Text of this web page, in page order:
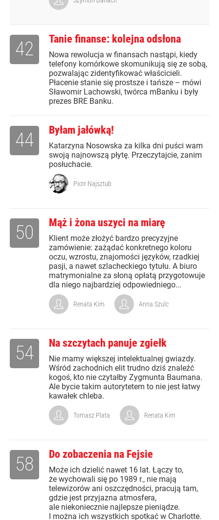
Tanie finanse: kolejna odsłona
Nowa rewolucja w finansach nastąpi, kiedy
telefony komórkowe skomunikują się ze sobą,
pozwalając zidentyfikować właścicieli.
Płacenie stanie się prostsze i tańsze – mówi
Sławomir Lachowski, twórca mBanku i były
prezes BRE Banku.
42
Byłam jałówką!
Katarzyna Nosowska za kilka dni puści wam
swoją najnowszą płytę. Przeczytajcie, zanim
posłuchacie.
44
Piotr Najsztub
Mąż i żona uszyci na miarę
Klient może złożyć bardzo precyzyjne
zamówienie: zażądać konkretnego koloru
oczu, wzrostu, znajomości języków, rzadkiej
pasji, a nawet szlacheckiego tytułu. A biuro
matrymonialne za słoną opłatą przygotowuje
dla niego najbardziej odpowiedniego...
50
Renata Kim Anna Szulc
Na szczytach panuje zgiełk
Nie mamy większej intelektualnej gwiazdy.
Wśród zachodnich elit trudno dziś znaleźć
kogoś, kto nie czytałby Zygmunta Baumana.
Ale bycie takim autorytetem to nie jest łatwy
kawałek chleba.
54
Tomasz Plata Renata Kim
Do zobaczenia na Fejsie
Może ich dzielić nawet 16 lat. Łączy to,
że wychowali się po 1989 r., nie mają
telewizorów ani oszczędności, pracują tam,
gdzie jest przyjazna atmosfera,
ale niekoniecznie najlepsze pieniądze.
I można ich wszystkich spotkać w Charlotte.
58